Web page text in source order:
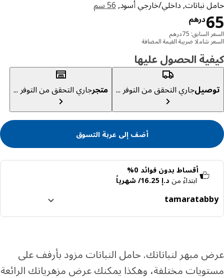
نباتات, داخلي/خارجي أسود,56 سم
درهمالسعر درهم 65
‭75‬درهم
شاملا ضريبة القيمة المضافة
الحصول عليها
جاري التحقق من التوفر ... متجرجاري التحقق من التوفر ...
أضف إلى عربة التسوق
أقساط بدون فوائد 0%
ابتداءً مند.إ 16.25/ شهرياً
tamara
المزيد عن تمارا
مبهر لنباتاتك. حامل النباتات مزود بأرفف على
مختلفة، وهكذا يمكنك عرض مزهرياتك الرائعة